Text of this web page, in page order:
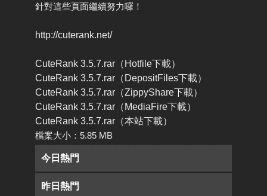
針對這些頁面繼續努力囉！
http://cuterank.net/
CuteRank 3.5.7.rar（Hotfile下載）
CuteRank 3.5.7.rar（DepositFiles下載）
CuteRank 3.5.7.rar（ZippyShare下載）
CuteRank 3.5.7.rar（MediaFire下載）
CuteRank 3.5.7.rar（本站下載）
檔案大小：5.85 MB
今日熱門
昨日熱門